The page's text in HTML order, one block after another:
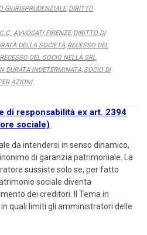
GIURISPRUDENZIALE, DIRITTO
AVVOCATI FIRENZE, DIRITTO DI
DELLA SOCIETÀ RECESSO DEL
RECESSO DEL SOCIO NELLA SRL
DURATA INDETERMINATA SOCIO DI
AZIONI
di responsabilità ex art. 2394
sociale)
da intendersi in senso dinamico,
di garanzia patrimoniale. La
sussiste solo se, per fatto
sociale diventa
dei creditori. Il Tema in
quali limiti gli amministratori delle